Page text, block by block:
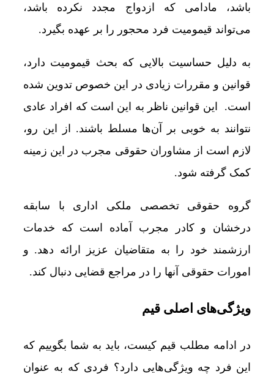
باشد، مادامی که ازدواج مجدد نکرده باشد،
می‌تواند قیمومیت فرد محجور را بر عهده بگیرد.
به دلیل حساسیت بالایی که بحث قیمومیت دارد،
قوانین و مقررات زیادی در این خصوص تدوین شده
است. این قوانین ناظر به این است که افراد عادی
نتوانند به خوبی بر آن‌ها مسلط باشند. از این رو،
لازم است از مشاوران حقوقی مجرب در این زمینه
کمک گرفته شود.
گروه حقوقی تخصصی ملکی اداری با سابقه
درخشان و کادر مجرب آماده است که خدمات
ارزشمند خود را به متقاضیان عزیز ارائه دهد. و
امورات حقوقی آنها را در مراجع قضایی دنبال کند.
ویژگی‌های اصلی قیم
در ادامه مطلب قیم کیست، باید به شما بگوییم که
این فرد چه ویژگی‌هایی دارد؟ فردی که به‌ عنوان